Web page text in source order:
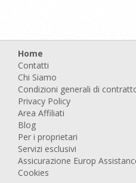
Home
Contatti
Chi Siamo
Condizioni generali di
Privacy Policy
Area Affiliati
Blog
Per i proprietari
Servizi esclusivi
Assicurazione Europ
Cookies